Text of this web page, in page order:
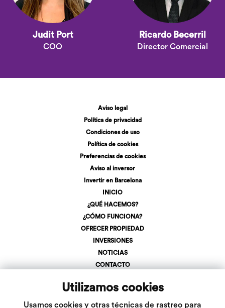
Utilizamos cookies
Usamos cookies y otras técnicas de rastreo para
Judit Port
COO
Ricardo Becerril
Director Comercial
Aviso legal
Política de privacidad
Condiciones de uso
Política de cookies
Preferencias de cookies
Aviso al inversor
Invertir en Barcelona
INICIO
¿QUÉ HACEMOS?
¿CÓMO FUNCIONA?
OFRECER PROPIEDAD
INVERSIONES
NOTICIAS
CONTACTO
LOGIN
+34 623 107 275